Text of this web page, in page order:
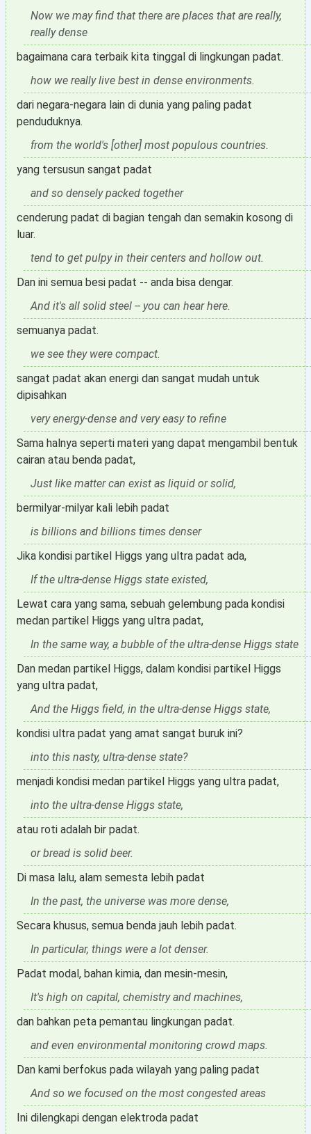
Now we may find that there are places that are really,
really dense
bagaimana cara terbaik kita tinggal di lingkungan padat.
how we really live best in dense environments.
dari negara-negara lain di dunia yang paling padat
penduduknya.
from the world's [other] most populous countries.
yang tersusun sangat padat
and so densely packed together
cenderung padat di bagian tengah dan semakin kosong di
luar.
tend to get pulpy in their centers and hollow out.
Dan ini semua besi padat -- anda bisa dengar.
And it's all solid steel -- you can hear here.
semuanya padat.
we see they were compact.
sangat padat akan energi dan sangat mudah untuk
dipisahkan
very energy-dense and very easy to refine
Sama halnya seperti materi yang dapat mengambil bentuk
cairan atau benda padat,
Just like matter can exist as liquid or solid,
bermilyar-milyar kali lebih padat
is billions and billions times denser
Jika kondisi partikel Higgs yang ultra padat ada,
If the ultra-dense Higgs state existed,
Lewat cara yang sama, sebuah gelembung pada kondisi
medan partikel Higgs yang ultra padat,
In the same way, a bubble of the ultra-dense Higgs state
Dan medan partikel Higgs, dalam kondisi partikel Higgs
yang ultra padat,
And the Higgs field, in the ultra-dense Higgs state,
kondisi ultra padat yang amat sangat buruk ini?
into this nasty, ultra-dense state?
menjadi kondisi medan partikel Higgs yang ultra padat,
into the ultra-dense Higgs state,
atau roti adalah bir padat.
or bread is solid beer.
Di masa lalu, alam semesta lebih padat
In the past, the universe was more dense,
Secara khusus, semua benda jauh lebih padat.
In particular, things were a lot denser.
Padat modal, bahan kimia, dan mesin-mesin,
It's high on capital, chemistry and machines,
dan bahkan peta pemantau lingkungan padat.
and even environmental monitoring crowd maps.
Dan kami berfokus pada wilayah yang paling padat
And so we focused on the most congested areas
Ini dilengkapi dengan elektroda padat